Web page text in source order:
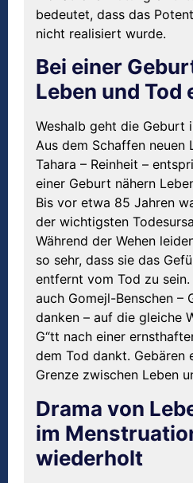
bedeutet, dass das
nicht realisiert wurde.
Bei einer
Leben und Tod
Weshalb geht die Geburt
Aus dem Schaffen neuen
Tahara – Reinheit –
einer Geburt nähern
Bis vor etwa 85 Jahren
der wichtigsten
Während der Wehen
so sehr, dass sie das
entfernt vom Tod zu
auch Gomejl-Benschen –
danken – auf die gleiche
G“tt nach einer
dem Tod dankt.
Grenze zwischen Leben
Drama von
im
wiederholt